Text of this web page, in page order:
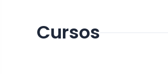
Cursos